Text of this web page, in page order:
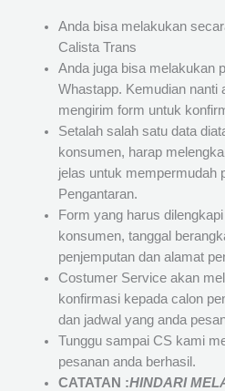
Anda bisa melakukan
Calista Trans
Anda juga bisa melakukan
Whastapp. Kemudian nanti
mengirim form untuk
Setalah salah satu data
konsumen, harap
jelas untuk mempermudah
Pengantaran.
Form yang harus
konsumen, tanggal
penjemputan dan alamat
Costumer Service akan
konfirmasi kepada calon
dan jadwal yang anda
Tunggu sampai CS kami
pesanan anda berhasil.
CATATAN :HINDARI